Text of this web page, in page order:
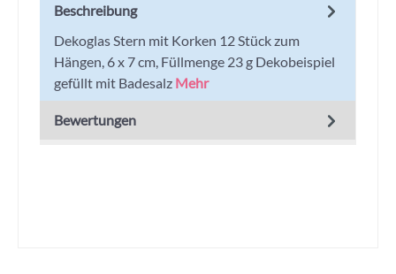
Beschreibung
Dekoglas Stern mit Korken 12 Stück zum
Hängen, 6 x 7 cm, Füllmenge 23 g Dekobeispiel
gefüllt mit Badesalz Mehr
Bewertungen